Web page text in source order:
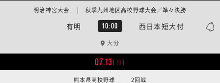
有明 10:00 西日本短大付
明治神宮大会 | 秋季九州地区高校野球大会／準々決勝
大分
07.13[日]
熊本県高校野球 | 2回戦